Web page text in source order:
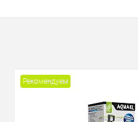
Рекомендуем